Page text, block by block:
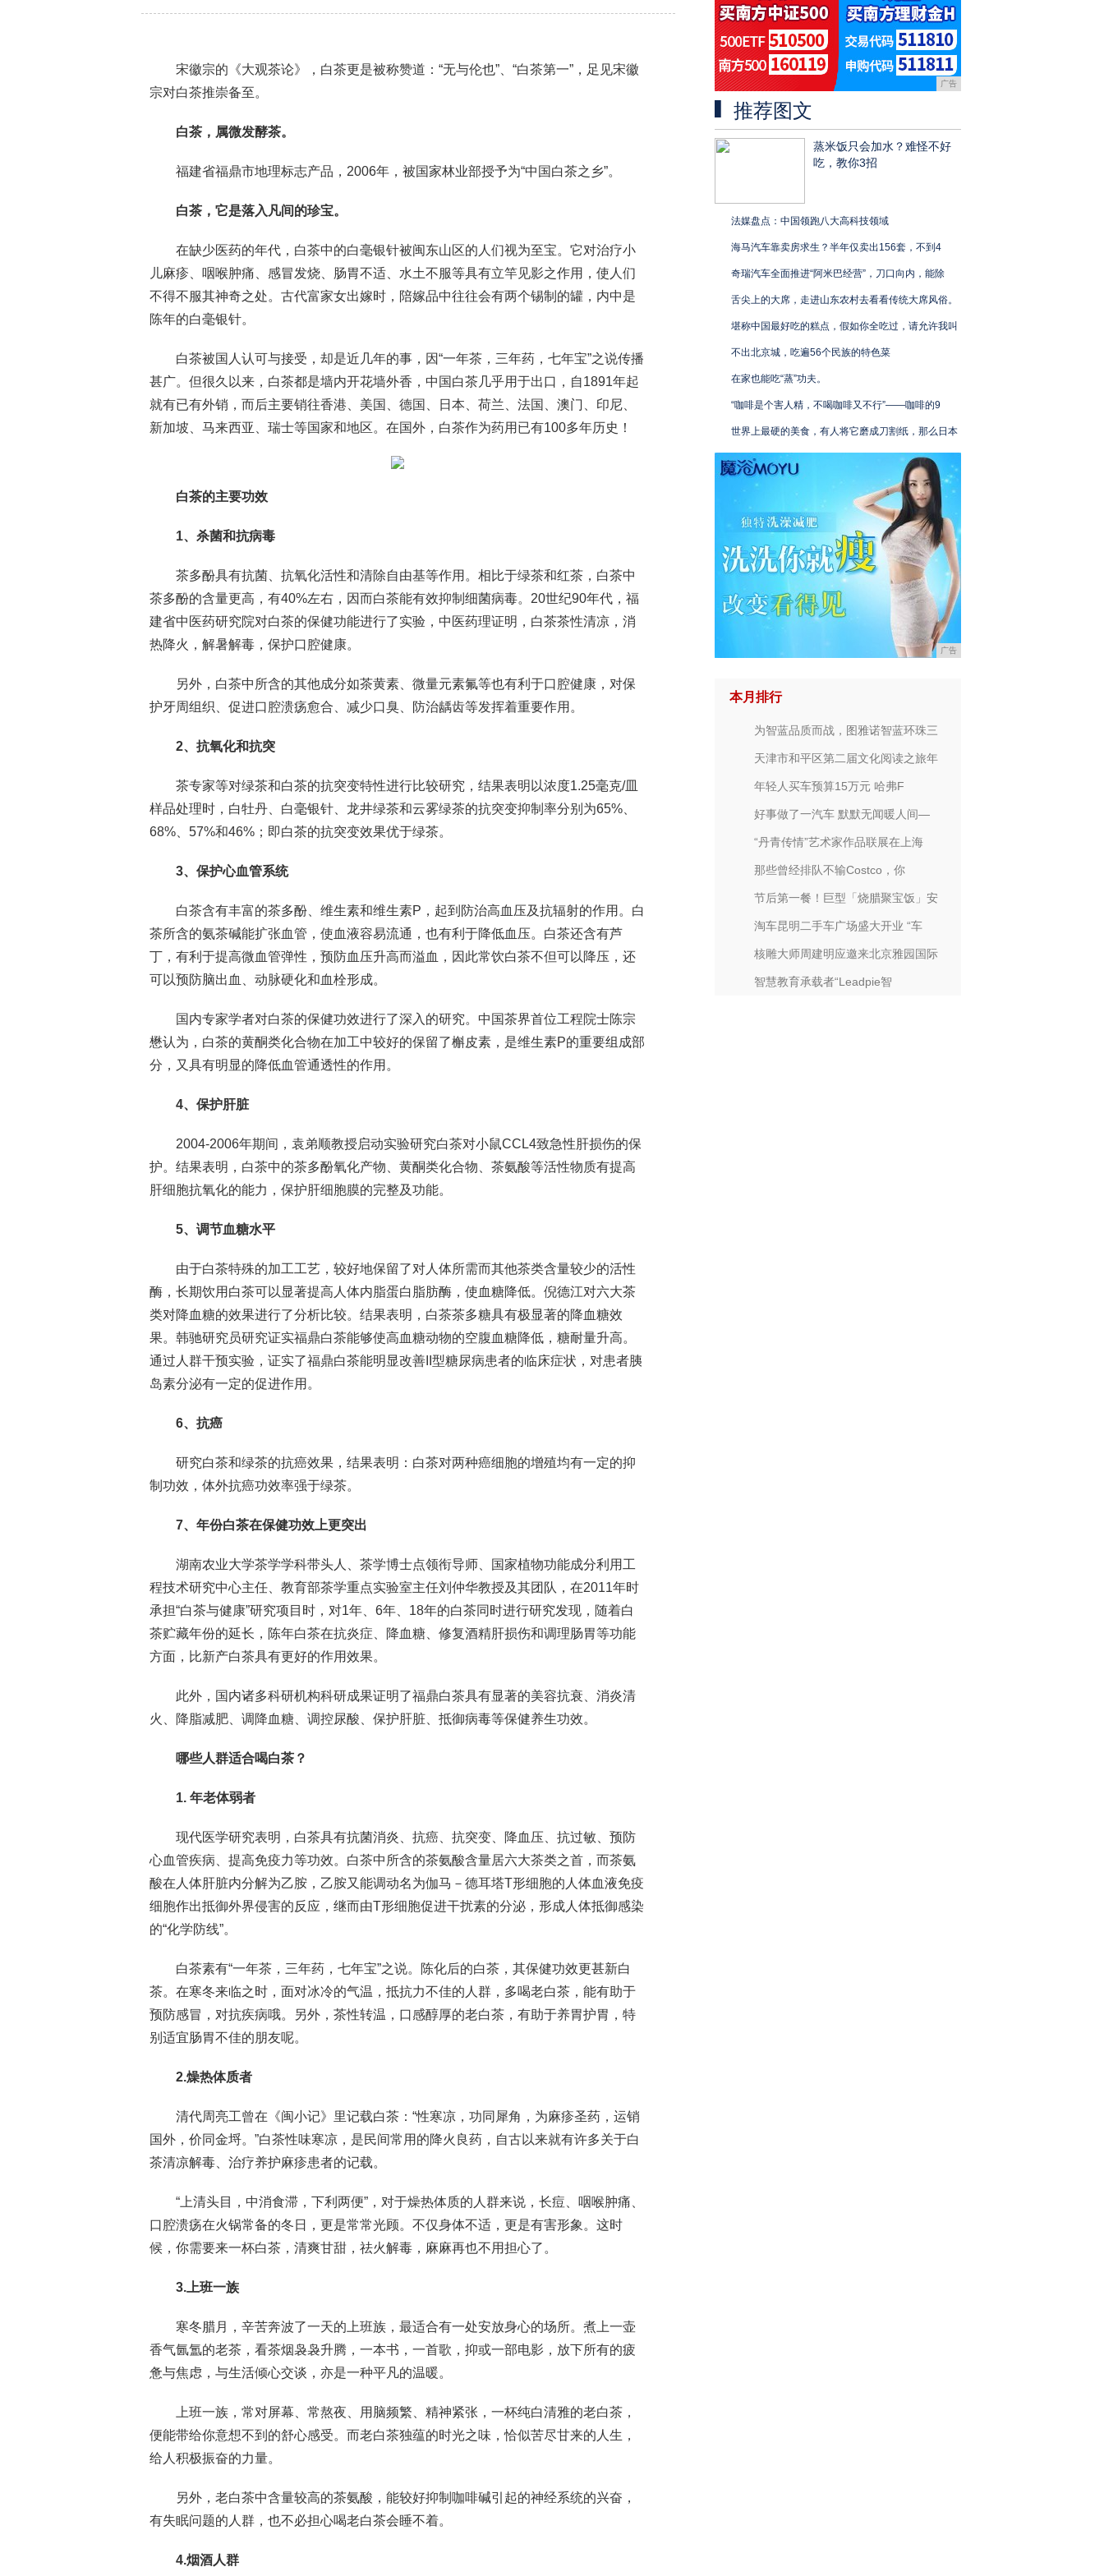
宋徽宗的《大观茶论》，白茶更是被称赞道：“无与伦也”、“白茶第一”，足见宋徽
宗对白茶推崇备至。
白茶，属微发酵茶。
福建省福鼎市地理标志产品，2006年，被国家林业部授予为“中国白茶之乡”。
白茶，它是落入凡间的珍宝。
在缺少医药的年代，白茶中的白毫银针被闽东山区的人们视为至宝。它对治疗小
儿麻疹、咽喉肿痛、感冒发烧、肠胃不适、水土不服等具有立竿见影之作用，使人们
不得不服其神奇之处。古代富家女出嫁时，陪嫁品中往往会有两个锡制的罐，内中是
陈年的白毫银针。
白茶被国人认可与接受，却是近几年的事，因“一年茶，三年药，七年宝”之说传播
甚广。但很久以来，白茶都是墙内开花墙外香，中国白茶几乎用于出口，自1891年起
就有已有外销，而后主要销往香港、美国、德国、日本、荷兰、法国、澳门、印尼、
新加坡、马来西亚、瑞士等国家和地区。在国外，白茶作为药用已有100多年历史！
白茶的主要功效
1、杀菌和抗病毒
茶多酚具有抗菌、抗氧化活性和清除自由基等作用。相比于绿茶和红茶，白茶中
茶多酚的含量更高，有40%左右，因而白茶能有效抑制细菌病毒。20世纪90年代，福
建省中医药研究院对白茶的保健功能进行了实验，中医药理证明，白茶茶性清凉，消
热降火，解暑解毒，保护口腔健康。
另外，白茶中所含的其他成分如茶黄素、微量元素氟等也有利于口腔健康，对保
护牙周组织、促进口腔溃疡愈合、减少口臭、防治龋齿等发挥着重要作用。
2、抗氧化和抗突
茶专家等对绿茶和白茶的抗突变特性进行比较研究，结果表明以浓度1.25毫克/皿
样品处理时，白牡丹、白毫银针、龙井绿茶和云雾绿茶的抗突变抑制率分别为65%、
68%、57%和46%；即白茶的抗突变效果优于绿茶。
3、保护心血管系统
白茶含有丰富的茶多酚、维生素和维生素P，起到防治高血压及抗辐射的作用。白
茶所含的氨茶碱能扩张血管，使血液容易流通，也有利于降低血压。白茶还含有芦
丁，有利于提高微血管弹性，预防血压升高而溢血，因此常饮白茶不但可以降压，还
可以预防脑出血、动脉硬化和血栓形成。
国内专家学者对白茶的保健功效进行了深入的研究。中国茶界首位工程院士陈宗
懋认为，白茶的黄酮类化合物在加工中较好的保留了槲皮素，是维生素P的重要组成部
分，又具有明显的降低血管通透性的作用。
4、保护肝脏
2004-2006年期间，袁弟顺教授启动实验研究白茶对小鼠CCL4致急性肝损伤的保
护。结果表明，白茶中的茶多酚氧化产物、黄酮类化合物、茶氨酸等活性物质有提高
肝细胞抗氧化的能力，保护肝细胞膜的完整及功能。
5、调节血糖水平
由于白茶特殊的加工工艺，较好地保留了对人体所需而其他茶类含量较少的活性
酶，长期饮用白茶可以显著提高人体内脂蛋白脂肪酶，使血糖降低。倪德江对六大茶
类对降血糖的效果进行了分析比较。结果表明，白茶茶多糖具有极显著的降血糖效
果。韩驰研究员研究证实福鼎白茶能够使高血糖动物的空腹血糖降低，糖耐量升高。
通过人群干预实验，证实了福鼎白茶能明显改善II型糖尿病患者的临床症状，对患者胰
岛素分泌有一定的促进作用。
6、抗癌
研究白茶和绿茶的抗癌效果，结果表明：白茶对两种癌细胞的增殖均有一定的抑
制功效，体外抗癌功效率强于绿茶。
7、年份白茶在保健功效上更突出
湖南农业大学茶学学科带头人、茶学博士点领衔导师、国家植物功能成分利用工
程技术研究中心主任、教育部茶学重点实验室主任刘仲华教授及其团队，在2011年时
承担“白茶与健康”研究项目时，对1年、6年、18年的白茶同时进行研究发现，随着白
茶贮藏年份的延长，陈年白茶在抗炎症、降血糖、修复酒精肝损伤和调理肠胃等功能
方面，比新产白茶具有更好的作用效果。
此外，国内诸多科研机构科研成果证明了福鼎白茶具有显著的美容抗衰、消炎清
火、降脂减肥、调降血糖、调控尿酸、保护肝脏、抵御病毒等保健养生功效。
哪些人群适合喝白茶？
1. 年老体弱者
现代医学研究表明，白茶具有抗菌消炎、抗癌、抗突变、降血压、抗过敏、预防
心血管疾病、提高免疫力等功效。白茶中所含的茶氨酸含量居六大茶类之首，而茶氨
酸在人体肝脏内分解为乙胺，乙胺又能调动名为伽马－德耳塔T形细胞的人体血液免疫
细胞作出抵御外界侵害的反应，继而由T形细胞促进干扰素的分泌，形成人体抵御感染
的“化学防线”。
白茶素有“一年茶，三年药，七年宝”之说。陈化后的白茶，其保健功效更甚新白
茶。在寒冬来临之时，面对冰冷的气温，抵抗力不佳的人群，多喝老白茶，能有助于
预防感冒，对抗疾病哦。另外，茶性转温，口感醇厚的老白茶，有助于养胃护胃，特
别适宜肠胃不佳的朋友呢。
2.燥热体质者
清代周亮工曾在《闽小记》里记载白茶：“性寒凉，功同犀角，为麻疹圣药，运销
国外，价同金埒。”白茶性味寒凉，是民间常用的降火良药，自古以来就有许多关于白
茶清凉解毒、治疗养护麻疹患者的记载。
“上清头目，中消食滞，下利两便”，对于燥热体质的人群来说，长痘、咽喉肿痛、
口腔溃疡在火锅常备的冬日，更是常常光顾。不仅身体不适，更是有害形象。这时
候，你需要来一杯白茶，清爽甘甜，祛火解毒，麻麻再也不用担心了。
3.上班一族
寒冬腊月，辛苦奔波了一天的上班族，最适合有一处安放身心的场所。煮上一壶
香气氤氲的老茶，看茶烟袅袅升腾，一本书，一首歌，抑或一部电影，放下所有的疲
惫与焦虑，与生活倾心交谈，亦是一种平凡的温暖。
上班一族，常对屏幕、常熬夜、用脑频繁、精神紧张，一杯纯白清雅的老白茶，
便能带给你意想不到的舒心感受。而老白茶独蕴的时光之味，恰似苦尽甘来的人生，
给人积极振奋的力量。
另外，老白茶中含量较高的茶氨酸，能较好抑制咖啡碱引起的神经系统的兴奋，
有失眠问题的人群，也不必担心喝老白茶会睡不着。
4.烟酒人群
广告
推荐图文
蒸米饭只会加水？难怪不好
吃，教你3招
法媒盘点：中国领跑八大高科技领域
海马汽车靠卖房求生？半年仅卖出156套，不到4
奇瑞汽车全面推进“阿米巴经营”，刀口向内，能除
舌尖上的大席，走进山东农村去看看传统大席风俗。
堪称中国最好吃的糕点，假如你全吃过，请允许我叫
不出北京城，吃遍56个民族的特色菜
在家也能吃“蒸”功夫。
“咖啡是个害人精，不喝咖啡又不行”——咖啡的9
世界上最硬的美食，有人将它磨成刀割纸，那么日本
广告
本月排行
为智蓝品质而战，图雅诺智蓝环珠三
天津市和平区第二届文化阅读之旅年
年轻人买车预算15万元 哈弗F
好事做了一汽车 默默无闻暖人间—
“丹青传情”艺术家作品联展在上海
那些曾经排队不输Costco，你
节后第一餐！巨型「烧腊聚宝饭」安
淘车昆明二手车广场盛大开业 “车
核雕大师周建明应邀来北京雅园国际
智慧教育承载者“Leadpie智